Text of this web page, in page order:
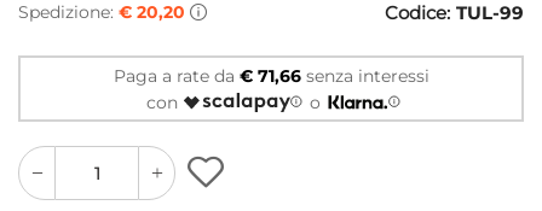
Spedizione: € 20,20 Codice: TUL-99
Paga a rate da € 71,66senza interessi
con
o
quantity
button
quantity
minus
button